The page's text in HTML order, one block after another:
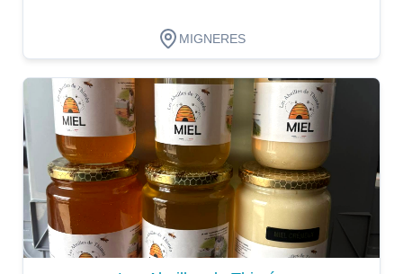
MIGNERES
Dégustation